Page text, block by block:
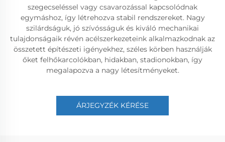
szegecseléssel vagy csavarozással kapcsolódnak
egymáshoz, így létrehozva stabil rendszereket. Nagy
szilárdságuk, jó szívósságuk és kiváló mechanikai
tulajdonságaik révén acélszerkezeteink alkalmazkodnak az
összetett építészeti igényekhez, széles körben használják
őket felhőkarcolókban, hidakban, stadionokban, így
megalapozva a nagy létesítményeket.
ÁRJEGYZÉK KÉRÉSE